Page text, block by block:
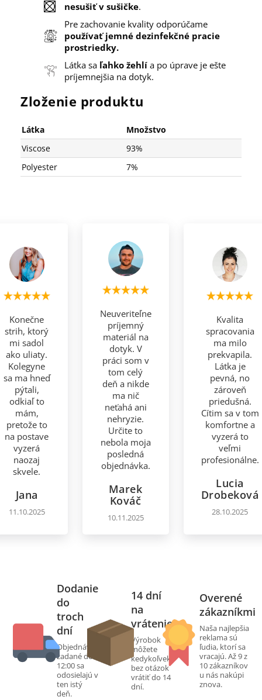
nesušiť v sušičke.
Pre zachovanie kvality odporúčame
používať jemné dezinfekčné pracie
prostriedky.
Látka sa ľahko žehlí a po úprave je ešte
príjemnejšia na dotyk.
Zloženie produktu
Látka
Množstvo
Viscose
93%
Polyester
7%
Konečne
strih, ktorý
mi sadol
ako uliaty.
Kolegyne
sa ma hneď
pýtali,
odkiaľ to
mám,
pretože to
na postave
vyzerá
naozaj
skvele.
Jana
11.10.2025
Neuveriteľne
príjemný
materiál na
dotyk. V
práci som v
tom celý
deň a nikde
ma nič
neťahá ani
nehryzie.
Určite to
nebola moja
posledná
objednávka.
Marek
Kováč
10.11.2025
Kvalita
spracovania
ma milo
prekvapila.
Látka je
pevná, no
zároveň
priedušná.
Cítim sa v tom
komfortne a
vyzerá to
veľmi
profesionálne.
Lucia
Drobeková
28.10.2025
Dodanie
do
troch
dní
Objednávky
zadané do
12:00 sa
odosielajú v
ten istý
deň.
14 dní
na
vrátenie
Výrobok
môžete
kedykoľvek
bez otázok
vrátiť do 14
dní.
Overené
zákazníkmi
Naša najlepšia
reklama sú
ľudia, ktorí sa
vracajú. Až 9 z
10 zákazníkov
u nás nakúpi
znova.